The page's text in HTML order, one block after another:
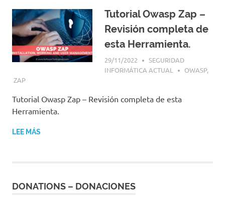
y
Hacking
Etico
|
Ciberseguridad
|
|
Cursos
|
Libros
Revistas
Tutorial Owasp Zap –
Revisión completa de
esta Herramienta.
29/11/2022
SEGURIDAD
INFORMÁTICA ACTUAL
OWASP,
ZAP
Tutorial Owasp Zap – Revisión completa de esta
Herramienta.
LEE MÁS
DONATIONS – DONACIONES